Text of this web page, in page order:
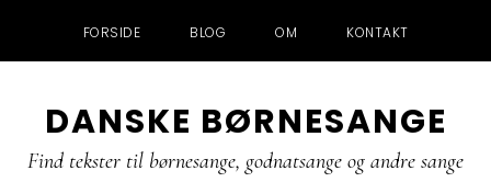
FORSIDE BLOG OM KONTAKT
direkte
til
indhold
direkte
til
direkte
til
DANSKE BØRNESANGE
Find tekster til børnesange, godnatsange og andre sange